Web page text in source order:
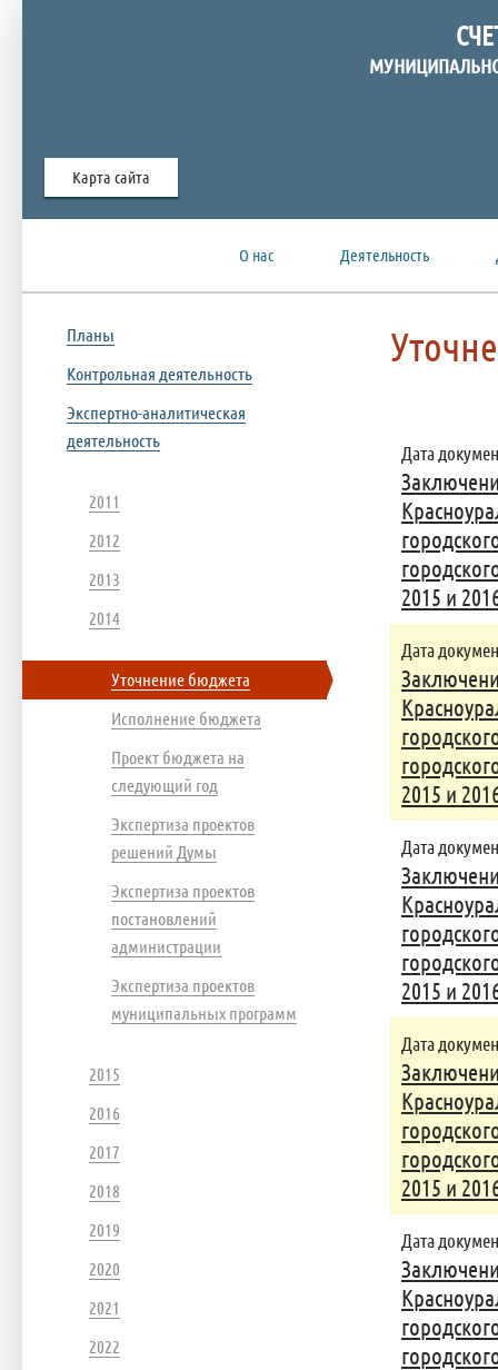
Карта сайта
О нас Деятельность
Дата
2015 и
Дата
2015 и
Дата
2015 и
Дата
2015 и
Дата
Планы
Контрольная деятельность
Экспертно-аналитическая
деятельность
2011
2012
2013
2014
Уточнение бюджета
Исполнение бюджета
Проект бюджета на
следующий год
Экспертиза проектов
решений Думы
Экспертиза проектов
постановлений
администрации
Экспертиза проектов
муниципальных программ
2015
2016
2017
2018
2019
2020
2021
2022